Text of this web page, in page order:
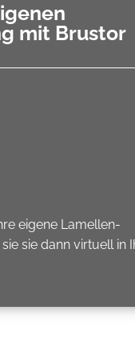
mit Brustor
eigene Lamellen-
sie dann virtuell in